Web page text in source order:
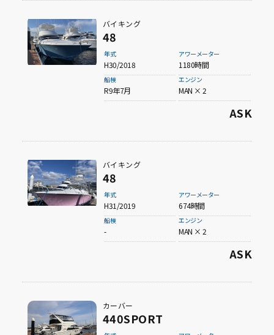
バイキング
48
年式
H30/2018
アワーメーター
1180時間
船検
R9年7月
エンジン
MAN × 2
ASK
バイキング
48
年式
H31/2019
アワーメーター
674時間
船検
-
エンジン
MAN × 2
ASK
カーバー
440SPORT